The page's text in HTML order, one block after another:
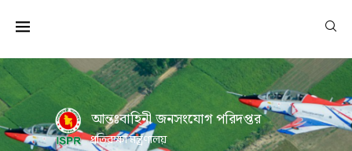
আন্তঃবাহিনী জনসংযোগ পরিদপ্তর
প্রতিরক্ষা মন্ত্রণালয়